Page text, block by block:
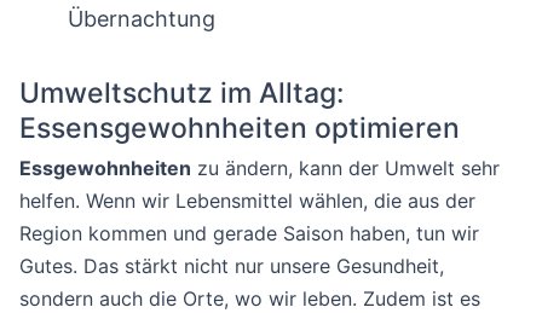
Übernachtung
Umweltschutz im Alltag:
Essensgewohnheiten optimieren
Essgewohnheiten zu ändern, kann der Umwelt sehr
helfen. Wenn wir Lebensmittel wählen, die aus der
Region kommen und gerade Saison haben, tun wir
Gutes. Das stärkt nicht nur unsere Gesundheit,
sondern auch die Orte, wo wir leben. Zudem ist es